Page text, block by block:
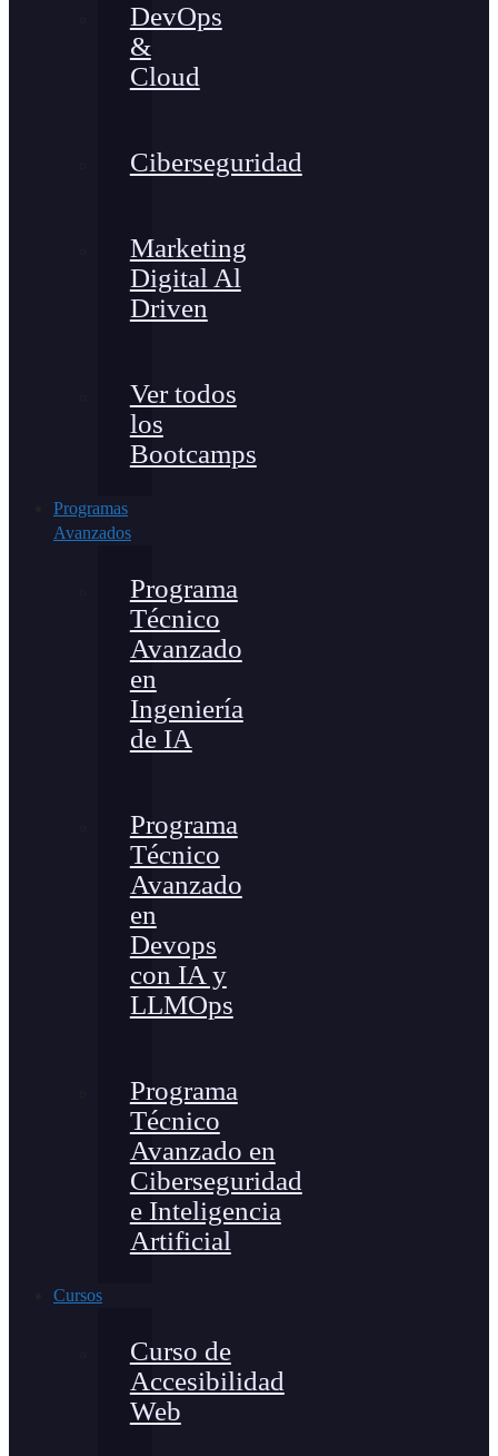
DevOps
&
Cloud
Ciberseguridad
Marketing
Digital Al
Driven
Ver todos
los
Bootcamps
Programas
Avanzados
Programa
Técnico
Avanzado
en
Ingeniería
de IA
Programa
Técnico
Avanzado
en
Devops
con IA y
LLMOps
Programa
Técnico
Avanzado en
Ciberseguridad
e Inteligencia
Artificial
Cursos
Curso de
Accesibilidad
Web